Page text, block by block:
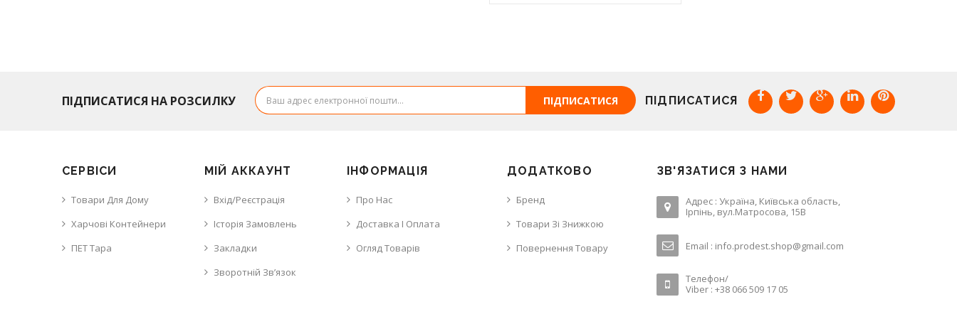
ПІДПИСАТИСЯ НА РОЗСИЛКУ ПІДПИСАТИСЯ ПІДПИСАТИСЯ
СЕРВІСИ
Товари Для Дому
Харчові Контейнери
ПЕТ Тара
МІЙ АККАУНТ
Вхід/Реєстрація
Історія Замовлень
Закладки
Зворотній Зв’язок
ІНФОРМАЦІЯ
Про Нас
Доставка І Оплата
Огляд Товарів
ДОДАТКОВО
Бренд
Товари Зі Знижкою
Повернення Товару
ЗВ'ЯЗАТИСЯ З НАМИ
Адрес : Україна, Київська область,
Ірпінь, вул.Матросова, 15В
Email : info.prodest.shop@gmail.com
Телефон/
Viber : +38 066 509 17 05